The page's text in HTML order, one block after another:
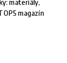
materiály,
magazín